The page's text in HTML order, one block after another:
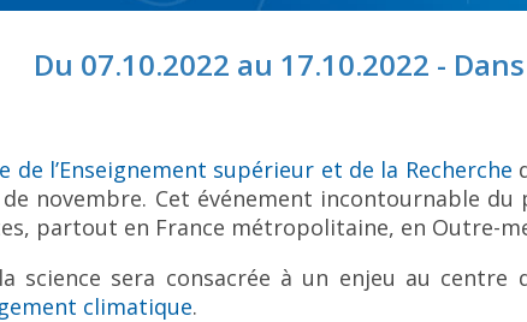
Du 07.10.2022 au 17.10.2022 -
de l’Enseignement supérieur et de la Recherche
novembre. Cet événement incontournable
partout en France métropolitaine, en Outre-
science sera consacrée à un enjeu au centre
climatique.